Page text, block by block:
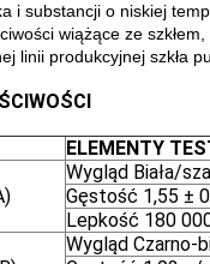
i substancji o niskiej
wiążące ze
linii produkcyjnej szkła
ELEMENTY
Wygląd Biała/
Gęstość 1,55 ±
Lepkość 180
Wygląd Czarno-